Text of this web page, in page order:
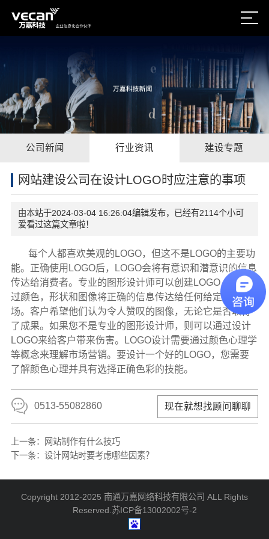
公司新闻 行业资讯 建设专题
网站建设公司在设计LOGO时应注意的事项
由本站于2024-03-04 16:26:04编辑发布，已经有2114个小可
爱看过这篇文章啦！
每个人都喜欢美观的LOGO，但这不是LOGO的主要功
能。正确使用LOGO后，LOGO会将有意识和潜意识的信息
传达给消费者。专业的图形设计师可以创建LOGO，以通
过颜色，形状和图像将正确的信息传达给任何给定的市
场。客户希望他们认为令人赞叹的图像，无论它是否取得
了成果。如果您不是专业的图形设计师，则可以通过设计
LOGO来给客户带来伤害。LOGO设计需要通过颜色心理学
等概念来理解市场营销。要设计一个好的LOGO，您需要
了解颜色心理并具有选择正确色彩的技能。
0513-55082860 现在就想找顾问聊聊
上一条：
网站制作有什么技巧
下一条： 设计网站时要考虑哪些因素？
Copyright 2012-2025 南通万嘉网络科技有限公司 ALL Rights
Reserved. 苏ICP备13002002号-2